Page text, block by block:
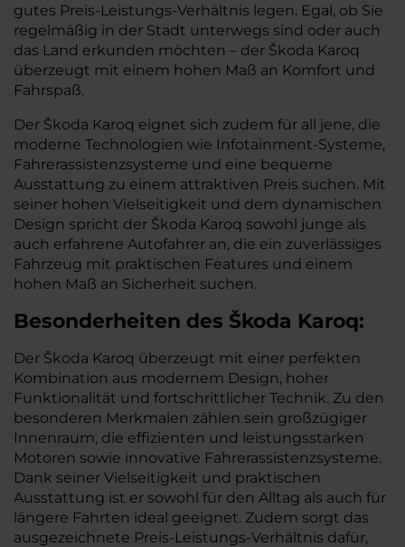
gutes Preis-Leistungs-Verhältnis legen. Egal, ob Sie
regelmäßig in der Stadt unterwegs sind oder auch
das Land erkunden möchten – der Škoda Karoq
überzeugt mit einem hohen Maß an Komfort und
Fahrspaß.
Der Škoda Karoq eignet sich zudem für all jene, die
moderne Technologien wie Infotainment-Systeme,
Fahrerassistenzsysteme und eine bequeme
Ausstattung zu einem attraktiven Preis suchen. Mit
seiner hohen Vielseitigkeit und dem dynamischen
Design spricht der Škoda Karoq sowohl junge als
auch erfahrene Autofahrer an, die ein zuverlässiges
Fahrzeug mit praktischen Features und einem
hohen Maß an Sicherheit suchen.
Besonderheiten des Škoda Karoq:
Der Škoda Karoq überzeugt mit einer perfekten
Kombination aus modernem Design, hoher
Funktionalität und fortschrittlicher Technik. Zu den
besonderen Merkmalen zählen sein großzügiger
Innenraum, die effizienten und leistungsstarken
Motoren sowie innovative Fahrerassistenzsysteme.
Dank seiner Vielseitigkeit und praktischen
Ausstattung ist er sowohl für den Alltag als auch für
längere Fahrten ideal geeignet. Zudem sorgt das
ausgezeichnete Preis-Leistungs-Verhältnis dafür,